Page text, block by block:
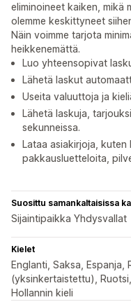
eliminoineet kaiken, mikä
olemme keskittyneet
Näin voimme tarjota
heikkenemättä.
Luo yhteensopivat
Lähetä laskut
Useita valuuttoja ja
Lähetä laskuja,
sekunneissa.
Lataa asiakirjoja,
pakkausluetteloita,
Suosittu samankaltaisissa
Sijaintipaikka Yhdysvallat
Kielet
Englanti, Saksa, Espanja,
(yksinkertaistettu),
Hollannin kieli